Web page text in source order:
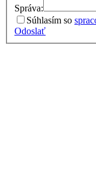
Správa:
Súhlasím so
Odoslať